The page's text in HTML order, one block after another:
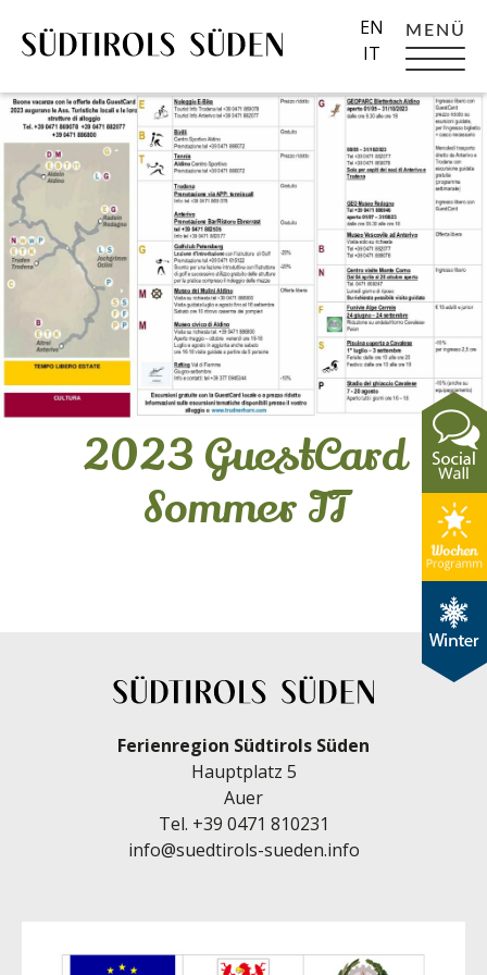
MENÜ
EN
IT
2023 GuestCard
Sommer IT
Ferienregion Südtirols Süden
Hauptplatz 5
Auer
Tel. +39 0471 810231
info@suedtirols-sueden.info